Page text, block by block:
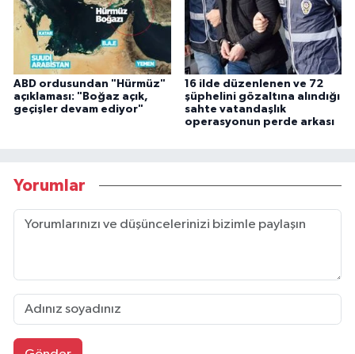
ABD ordusundan "Hürmüz"
açıklaması: "Boğaz açık,
geçişler devam ediyor"
16 ilde düzenlenen ve 72
şüphelini gözaltına alındığı
sahte vatandaşlık
operasyonun perde arkası
Yorumlar